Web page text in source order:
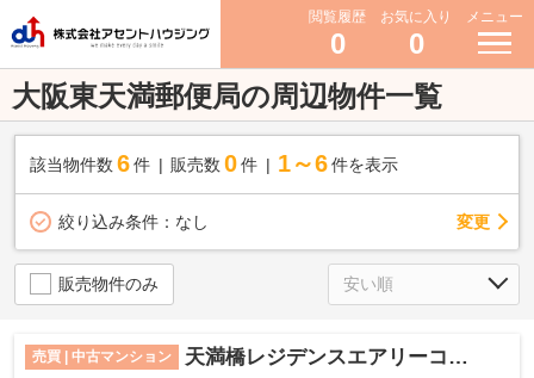
閲覧履歴
0
お気に入り
0
メニュー
大阪東天満郵便局の周辺物件一覧
該当物件数 6件 販売数 0 件 1～6 件を表示
絞り込み条件： なし 変更
販売物件のみ
売買 | 中古マンション 天満橋レジデンスエアリーコート